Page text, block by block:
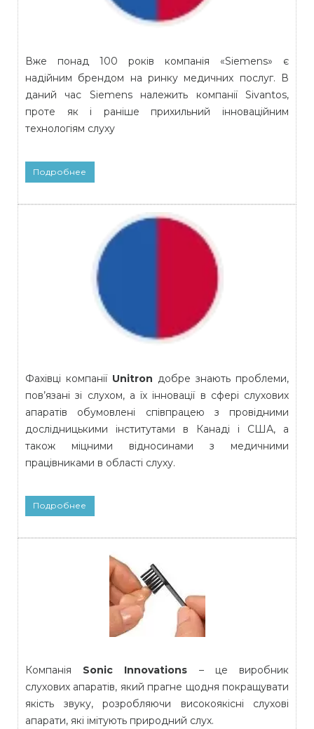
Вже понад 100 років компанія «Siemens» є
надійним брендом на ринку медичних послуг. В
даний час Siemens належить компанії Sivantos,
проте як і раніше прихильний інноваційним
технологіям слуху
Подробнее
Фахівці компанії Unitron добре знають проблеми,
пов’язані зі слухом, а їх інновації в сфері слухових
апаратів обумовлені співпрацею з провідними
дослідницькими інститутами в Канаді і США, а
також міцними відносинами з медичними
працівниками в області слуху.
Подробнее
Компанія Sonic Innovations – це виробник
слухових апаратів, який прагне щодня покращувати
якість звуку, розробляючи високоякісні слухові
апарати, які імітують природний слух.